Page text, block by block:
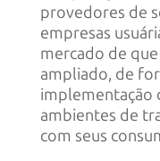
provedores de
empresas
mercado de
ampliado, de
implementação
ambientes de
com seus